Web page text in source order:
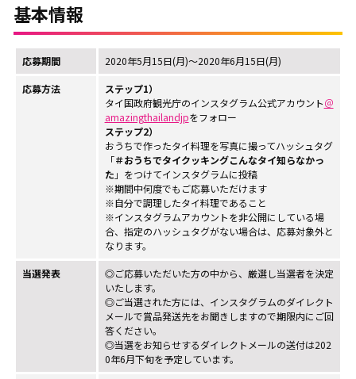
基本情報
応募期間 2020年5月15日(月)～2020年6月15日(月)
応募方法
ステップ1）
タイ国政府観光庁のインスタグラム公式アカウント＠
amazingthailandjpをフォロー
ステップ2）
おうちで作ったタイ料理を写真に撮ってハッシュタグ
「＃おうちでタイクッキングこんなタイ知らなかっ
た 」をつけてインスタグラムに投稿
※期間中何度でもご応募いただけます
※自分で調理したタイ料理であること
※インスタグラムアカウントを非公開にしている場
合、指定のハッシュタグがない場合は、応募対象外と
なります。
当選発表
◎ご応募いただいた方の中から、厳選し当選者を決定
いたします。
◎ご当選された方には、インスタグラムのダイレクト
メールで賞品発送先をお聞きしますので期限内にご回
答ください。
◎当選をお知らせするダイレクトメールの送付は202
0年6月下旬を予定しています。